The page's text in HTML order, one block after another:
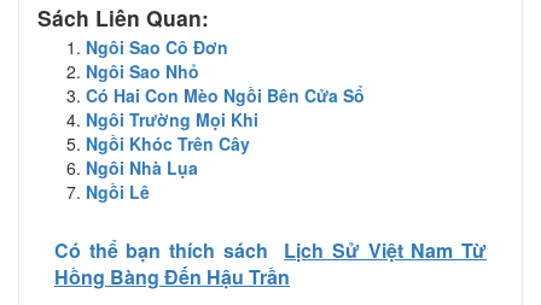
Sách Liên Quan:
Ngôi Sao Cô Đơn
Ngôi Sao Nhỏ
Có Hai Con Mèo Ngồi Bên Cửa Sổ
Ngôi Trường Mọi Khi
Ngồi Khóc Trên Cây
Ngôi Nhà Lụa
Ngồi Lê
Có thể bạn thích sách
Lịch Sử Việt Nam Từ
Hồng Bàng Đến Hậu Trần